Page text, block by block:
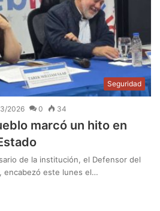
Seguridad
2026 0 34
marcó un hito en
de la institución, el Defensor del
encabezó este lunes el…